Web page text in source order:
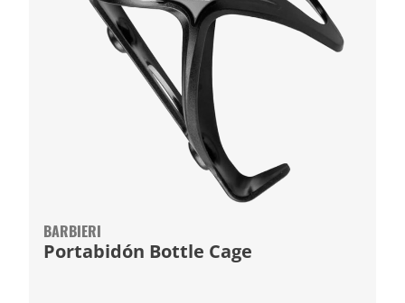
BARBIERI
Portabidón Bottle Cage